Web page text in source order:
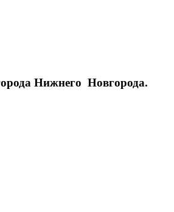
Нижнего Новгорода.